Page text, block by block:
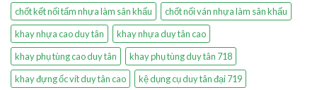
chốt kết nối tấm nhựa làm sân khấu
chốt nối ván nhựa làm sân khấu
khay nhựa cao duy tân
khay nhựa duy tân cao
khay phụ tùng cao duy tân
khay phụ tùng duy tân 718
khay đựng ốc vít duy tân cao
kệ dụng cụ duy tân đại 719